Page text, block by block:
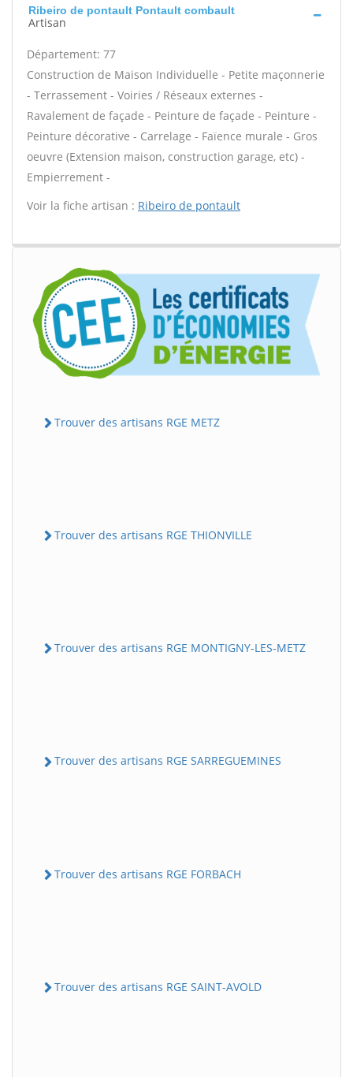
Ribeiro de pontault Pontault combault
Artisan
Département: 77
Construction de Maison Individuelle - Petite maçonnerie
- Terrassement - Voiries / Réseaux externes -
Ravalement de façade - Peinture de façade - Peinture -
Peinture décorative - Carrelage - Faïence murale - Gros
oeuvre (Extension maison, construction garage, etc) -
Empierrement -
Voir la fiche artisan : Ribeiro de pontault
Trouver des artisans RGE METZ
Trouver des artisans RGE THIONVILLE
Trouver des artisans RGE MONTIGNY-LES-METZ
Trouver des artisans RGE SARREGUEMINES
Trouver des artisans RGE FORBACH
Trouver des artisans RGE SAINT-AVOLD